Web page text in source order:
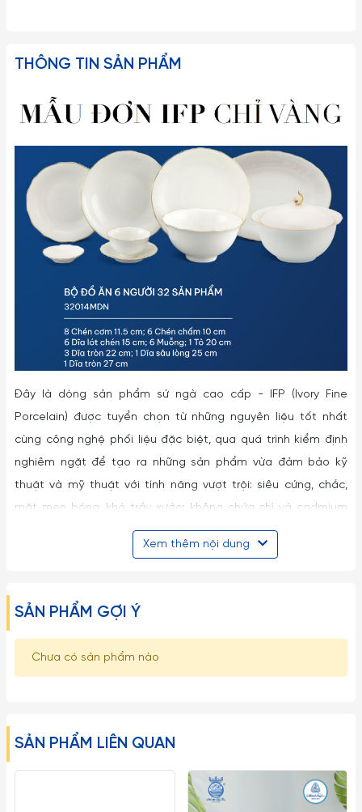
THÔNG TIN SẢN PHẨM
Đây là dòng sản phẩm sứ ngà cao cấp - IFP (Ivory Fine
Porcelain) được tuyển chọn từ những nguyên liệu tốt nhất
cùng công nghệ phối liệu đặc biệt, qua quá trình kiểm định
nghiêm ngặt để tạo ra những sản phẩm vừa đảm bảo kỹ
thuật và mỹ thuật với tính năng vượt trội: siêu cứng, chắc,
mặt men bóng, khó trầy xước; không chứa chì và cadmium
nên an toàn cho sức khỏe; đặc biệt sử dụng tiện lợi được
trong lò vi sóng, máy rửa chén và lò nướng…
trọng, quyến rũ và thiết kế với nhiều hoa văn đa dạng, nhẹ
trình bày món ăn thêm đẹp mắt, giúp tô điểm sự sang trọng
cho bàn ăn gia đình đồng thời thể hiện gu thẩm mỹ, sáng
Lưu ý:
1. Đây là sản phẩm có thể bị vỡ nếu tác động với lực cực
mạnh như ném, vứt, rớt từ trên cao xuống, vì vậy xin quý
Xem thêm nội dung
SẢN PHẨM GỢI Ý
Chưa có sản phẩm nào
SẢN PHẨM LIÊN QUAN